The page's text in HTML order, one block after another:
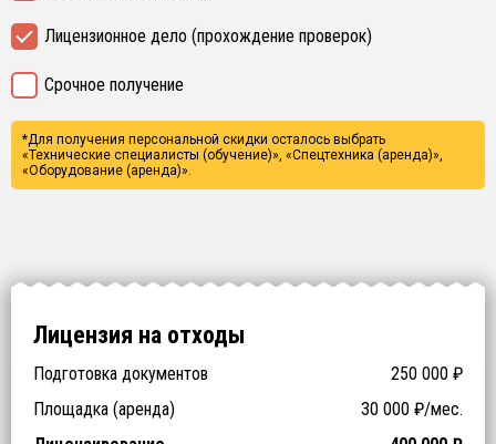
Лицензионное дело (прохождение проверок)
Срочное получение
*Для получения персональной скидки осталось выбрать
«Технические специалисты (обучение)», «Спецтехника (аренда)»,
«Оборудование (аренда)».
Лицензия на отходы
Подготовка документов 250 000 ₽
Заключение ФБУЗ (ЦГиЭ)
NaN₽
Заключение РОСПОТРЕБНАДЗОРа (СЭЗ) NaN₽
Технические специалисты (обучение) ₽
Отходы > 200 ₽
Спецтехника (аренда) ₽
Оборудование (аренда) ₽
Площадка (аренда) 30 000 ₽/мес.